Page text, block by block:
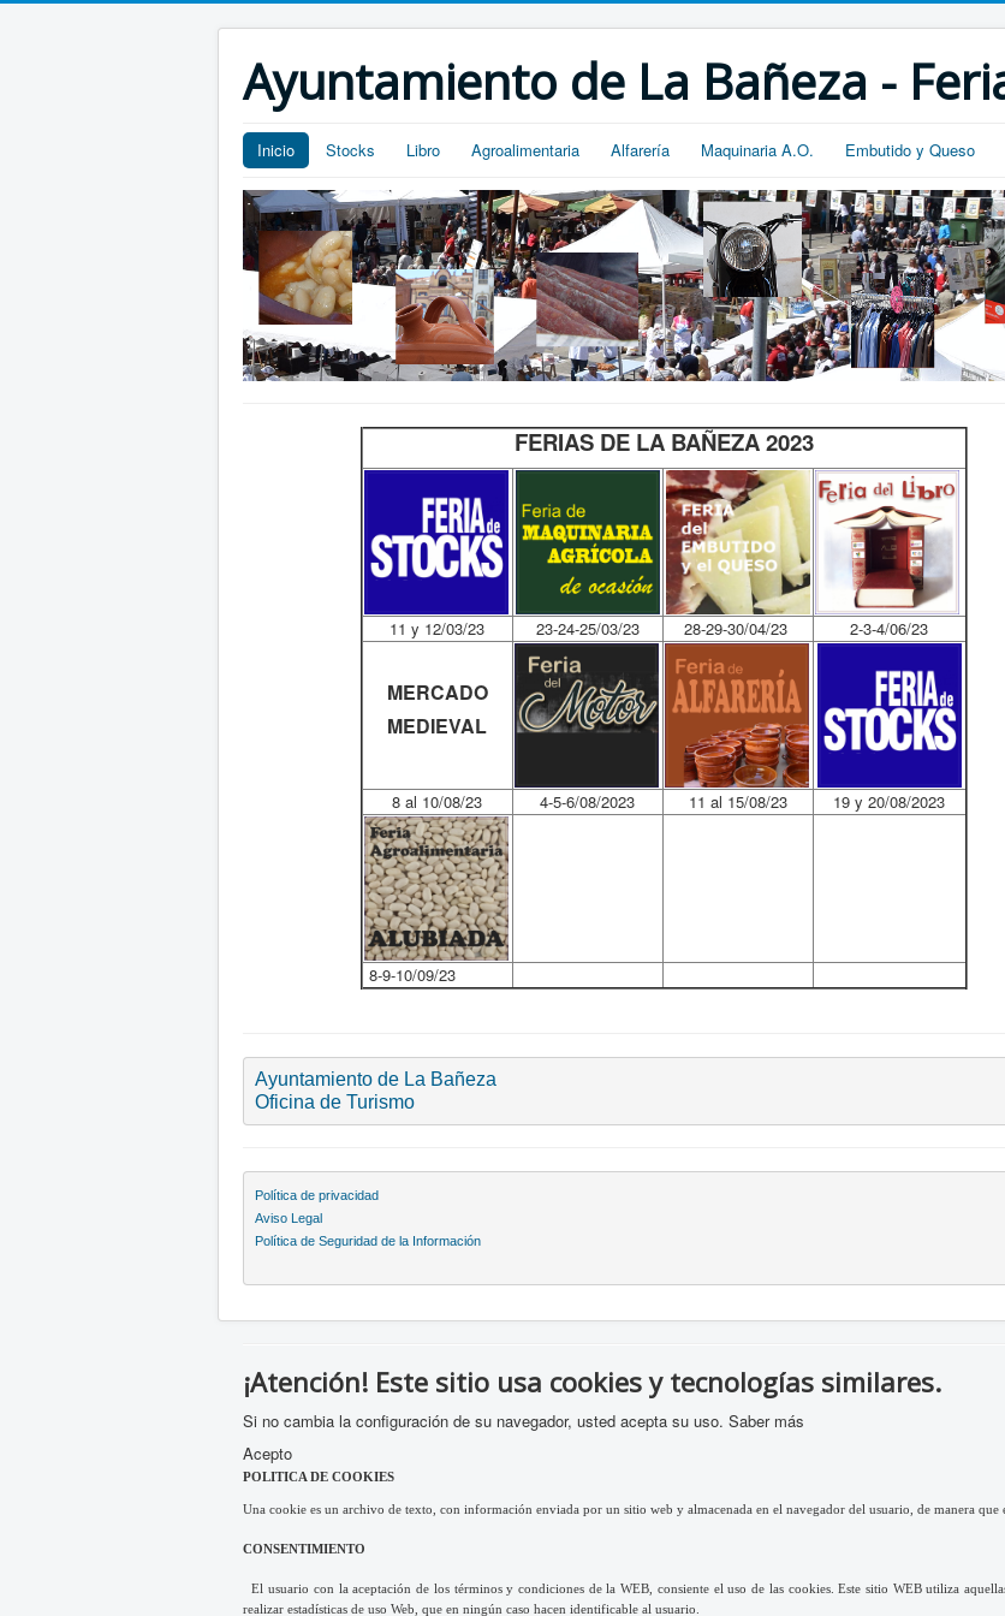
Ayuntamiento de La Bañeza -
Inicio Stocks Libro Agroalimentaria Alfarería Maquinaria A.O. Embutido y Queso
FERIAS DE LA BAÑEZA 2023
11 y 12/03/23 23-24-25/03/23 28-29-30/04/23 2-3-4/06/23
MERCADO
MEDIEVAL
8 al 10/08/23 4-5-6/08/2023 11 al 15/08/23 19 y 20/08/2023
8-9-10/09/23
Ayuntamiento de La Bañeza
Oficina de Turismo
Política de privacidad
Aviso Legal
Política de Seguridad de la Información
¡Atención! Este sitio usa cookies y tecnologías similares.
Si no cambia la configuración de su navegador, usted acepta su uso. Saber más
Acepto
POLITICA DE COOKIES
Una cookie es un archivo de texto, con información enviada por un sitio web y almacenada en el navegador del usuario, de manera
CONSENTIMIENTO
El usuario con la aceptación de los términos y condiciones de la WEB, consiente el uso de las cookies. Este sitio WEB utiliza
realizar estadísticas de uso Web, que en ningún caso hacen identificable al usuario.